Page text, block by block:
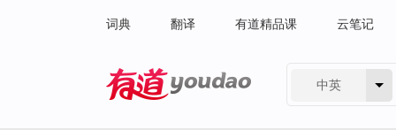
词典 翻译 有道精品课 云笔记
中英